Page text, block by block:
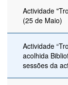
Actividade
(25 de Maio)
Actividade
acolhida
sessões da